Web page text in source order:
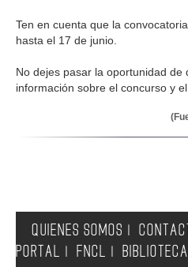
Ten en cuenta que la
hasta el 17 de junio.
No dejes pasar la oportunidad de
información sobre el concurso y
QUIENES SOMOS
PORTAL
FNCL BIBLIOTECA